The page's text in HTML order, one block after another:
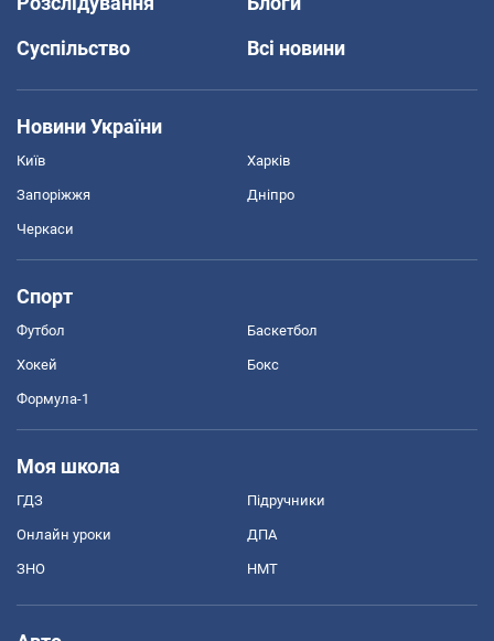
Суспільство
Всі новини
Новини України
Київ Харків
Запоріжжя Дніпро
Черкаси
Спорт
Футбол Баскетбол
Хокей Бокс
Формула-1
Моя школа
ГДЗ Підручники
Онлайн уроки ДПА
ЗНО НМТ